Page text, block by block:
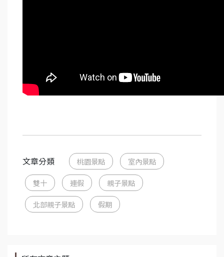
文章分類 桃園景點 室內景點
雙十 連假 親子景點
北部親子景點 假期